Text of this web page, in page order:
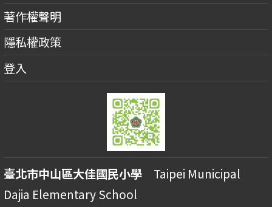
著作權聲明
隱私權政策
登入
臺北市中山區大佳國民小學 Taipei Municipal
Dajia Elementary School